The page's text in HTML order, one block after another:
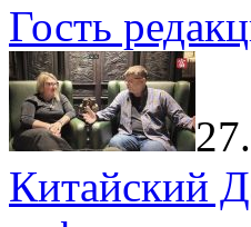
Гость
Китайский